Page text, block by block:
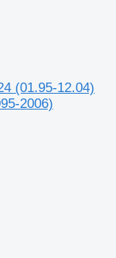
(01.95-12.04)
2006)